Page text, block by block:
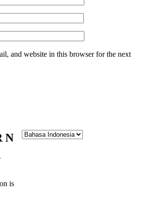
and website in this browser for the next
N
is